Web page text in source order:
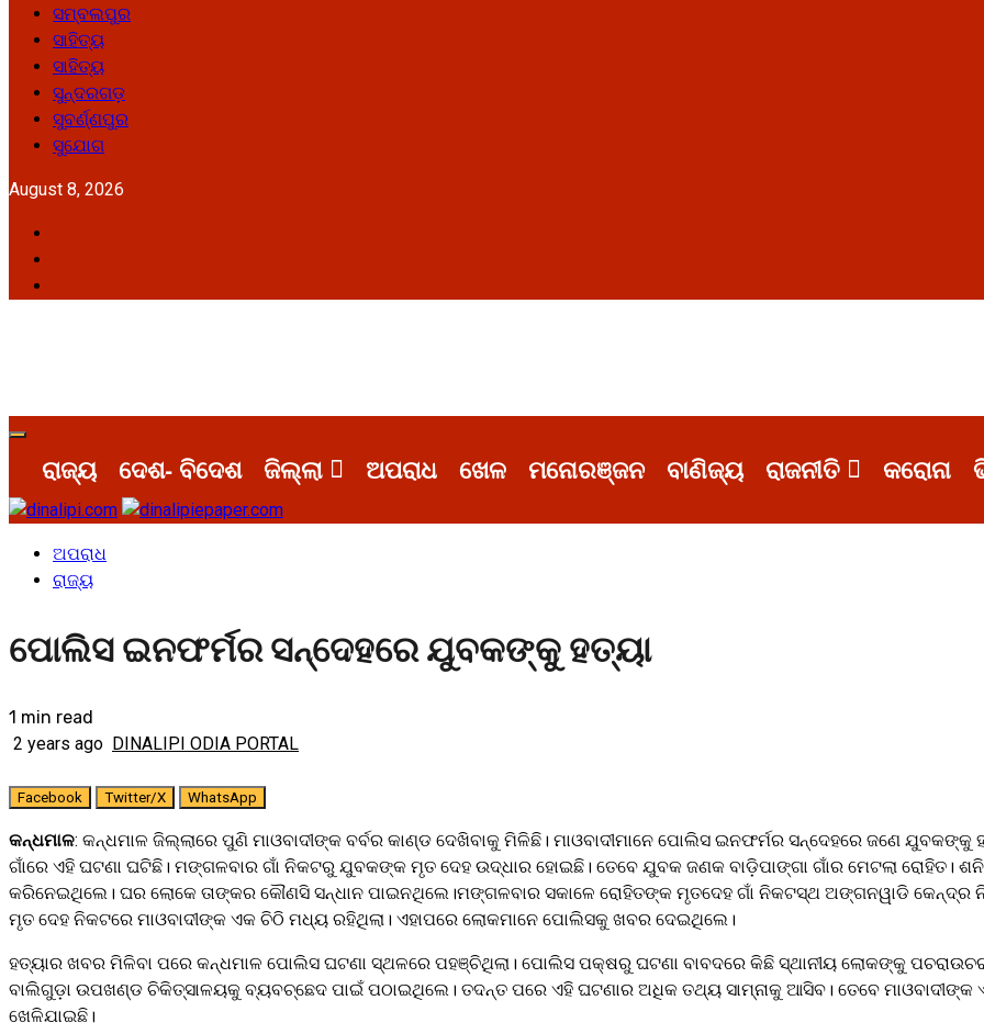
ସମ୍ବଲପୁର
ସାହିତ୍ୟ
ସାହିତ୍ୟ
ସୁନ୍ଦରଗଡ଼
ସୁବର୍ଣ୍ଣପୁର
ସୁଯୋଗ
August 8, 2026
Primary
Menuରାଜ୍ୟ ଦେଶ- ବିଦେଶ ଜିଲ୍ଲା ଅପରାଧ ଖେଳ ମନୋରଞ୍ଜନ ବାଣିଜ୍ୟ ରାଜନୀତି କରୋନା
ଅପରାଧ
ରାଜ୍ୟ
ପୋଲିସ ଇନଫର୍ମର ସନ୍ଦେହରେ ଯୁବକଙ୍କୁ ହତ୍ୟା
1 min read
2 years ago DINALIPI ODIA PORTAL
Facebook Twitter/X WhatsApp
କନ୍ଧମାଳ: କନ୍ଧମାଳ ଜିଲ୍ଲାରେ ପୁଣି ମାଓବାଦୀଙ୍କ ବର୍ବର କାଣ୍ଡ ଦେଖିବାକୁ ମିଳିଛି। ମାଓବାଦୀମାନେ ପୋଲିସ ଇନଫର୍ମର ସନ୍ଦେହରେ ଜଣେ ଯୁବକଙ୍କୁ
ଗାଁରେ ଏହି ଘଟଣା ଘଟିଛି। ମଙ୍ଗଳବାର ଗାଁ ନିକଟରୁ ଯୁବକଙ୍କ ମୃତ ଦେହ ଉଦ୍ଧାର ହୋଇଛି। ତେବେ ଯୁବକ ଜଣକ ବାଡ଼ିପାଙ୍ଗା ‌ଗାଁର ମେଟଲା ରୋହିତ।
କରିନେଇଥିଲେ। ଘର ଲୋକେ ତାଙ୍କର କୌଣସି ସନ୍ଧାନ ପାଇନଥିଲେ।ମଙ୍ଗଳବାର ସକାଳେ ରୋହିତଙ୍କ ମୃତଦେହ ‌ଗାଁ ନିକଟସ୍ଥ ଅଙ୍ଗନୱାଡି
ମୃତ ଦେହ ନିକଟରେ ମାଓବାଦୀଙ୍କ ଏକ ଚିଠି ମଧ୍ୟ ରହିଥିଲା। ଏହାପରେ ଲୋକମାନେ ପୋଲିସକୁ ଖବର ଦେଇଥିଲେ।
ହତ୍ୟାର ଖବର ମିଳିବା ପରେ କନ୍ଧମାଳ ପୋଲିସ ଘଟଣା ସ୍ଥଳରେ ପହଞ୍ଚିଥିଲା। ପୋଲିସ ପକ୍ଷରୁ ଘଟଣା ବାବଦରେ କିଛି ସ୍ଥାନୀୟ ଲୋକଙ୍କୁ
ବାଲିଗୁଡ଼ା ଉପଖଣ୍ଡ ଚିକିତ୍ସାଳୟକୁ ବ୍ୟବଚ୍ଛେଦ ପାଇଁ ପଠାଇଥିଲେ। ତଦନ୍ତ ପରେ ଏହି ଘଟଣାର ଅଧିକ ତଥ୍ୟ ସାମ୍ନାକୁ ଆସିବ। ତେବେ ମାଓବାଦୀଙ୍କ
ଖେଳିଯାଇଛି।